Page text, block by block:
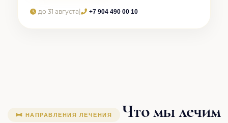
до 31 августа +7 904 490 00 10
НАПРАВЛЕНИЯ ЛЕЧЕНИЯ Что мы лечим